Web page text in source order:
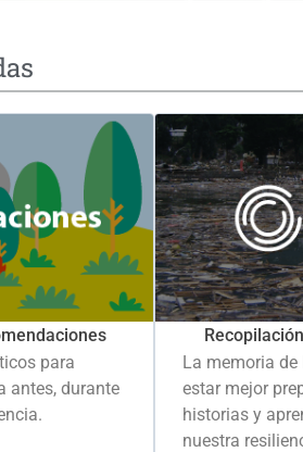
para
antes, durante
La memoria
estar mejor
historias y
nuestra